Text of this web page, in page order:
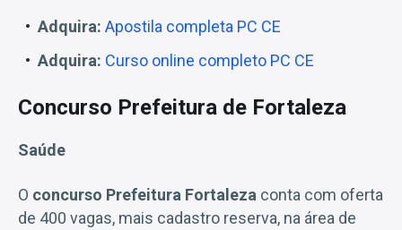
Adquira: Apostila completa PC CE
Adquira: Curso online completo PC CE
Concurso Prefeitura de Fortaleza
Saúde
O concurso Prefeitura Fortaleza conta com oferta
de 400 vagas, mais cadastro reserva, na área de